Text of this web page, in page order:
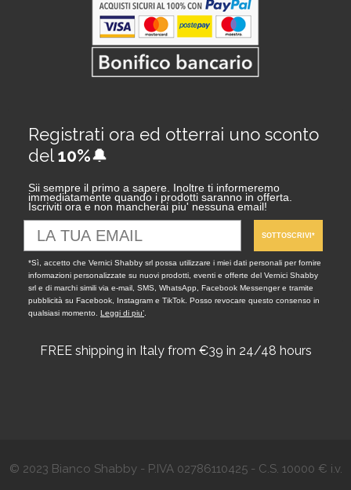
Registrati ora ed otterrai uno sconto
del10%🔔
Sii sempre il primo a sapere. Inoltre ti informeremo
immediatamente quando i prodotti saranno in offerta.
Iscriviti ora e non mancherai piu' nessuna email!
SOTTOSCRIVI*
*Sì, accetto che Vernici Shabby srl possa utilizzare i miei dati personali per fornire
informazioni personalizzate su nuovi prodotti, eventi e offerte del Vernici Shabby
srl e di marchi simili via e-mail, SMS, WhatsApp, Facebook Messenger e tramite
pubblicità su Facebook, Instagram e TikTok. Posso revocare questo consenso in
qualsiasi momento. Leggi di piu’
FREE shipping in Italy from €39 in 24/48 hours
© 2023 Bianco Shabby - P.IVA 02786110425 - C.S. 10000 € i.v.